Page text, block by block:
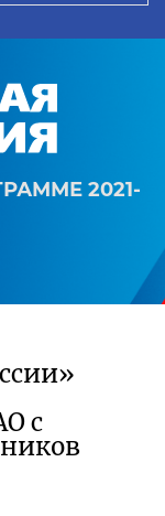
2021-
с